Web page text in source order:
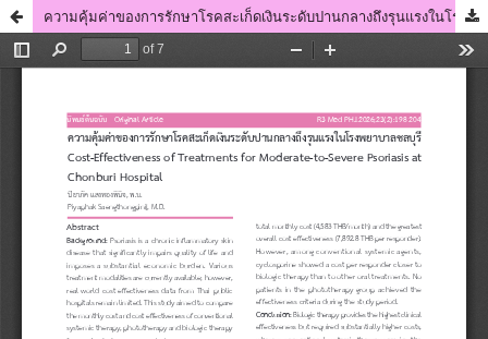
ความคุ้มค่าของการรักษาโรคสะเก็ดเงินระดับปานกลางถึงรุนแรงในโรงพยาบาลชลบุรี